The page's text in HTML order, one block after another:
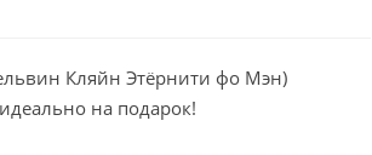
Кляйн Этёрнити фо Мэн)
на подарок!